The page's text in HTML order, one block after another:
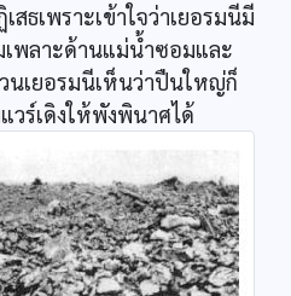
ธเพราะเข้าใจว่าเยอรมนีมี
พลาะด้านแม่น้ำซอมและ
นเยอรมนีเห็นว่าปืนใหญ่ก็
วร์เดิงให้พังพินาศได้